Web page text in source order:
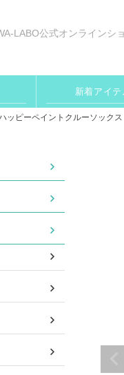
LABO公式オンラインシ
新着アイテ
ピーペイントクルーソック